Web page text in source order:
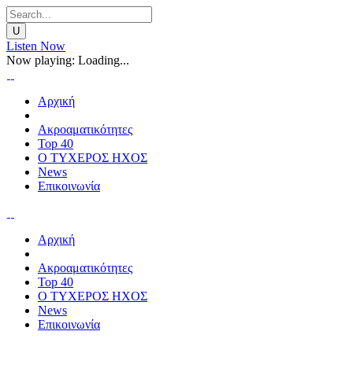
Listen Now
Now playing: Loading...
Αρχική
Ακροαματικότητες
Top 40
Ο ΤΥΧΕΡΟΣ ΗΧΟΣ
News
Επικοινωνία
Αρχική
Ακροαματικότητες
Top 40
Ο ΤΥΧΕΡΟΣ ΗΧΟΣ
News
Επικοινωνία